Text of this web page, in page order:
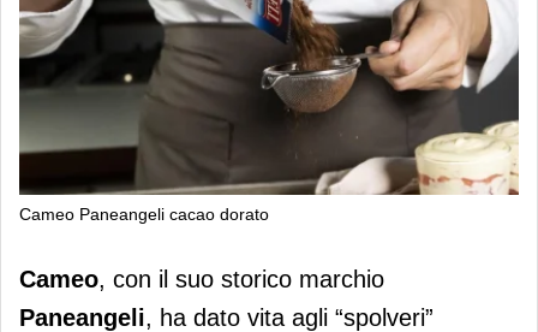
Cameo Paneangeli cacao dorato
Paneangeli lancia gli “spolveri”
scintillanti per dolci “effetto wow”
Cameo, con il suo storico marchio
Paneangeli, ha dato vita agli “spolveri”